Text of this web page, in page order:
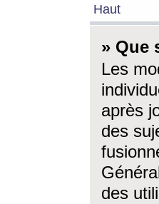
Haut
» Que
Les
après
des
des